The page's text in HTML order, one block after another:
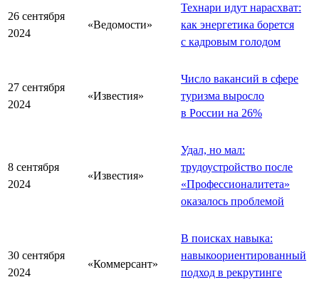
26 сентября
2024
«Ведомости»
Технари идут нарасхват:
как энергетика борется
с кадровым голодом
27 сентября
2024
«Известия»
Число вакансий в сфере
туризма выросло
в России на 26%
8 сентября
2024
«Известия»
Удал, но мал:
трудоустройство после
«Профессионалитета»
оказалось проблемой
30 сентября
2024
«Коммерсант»
В поисках навыка:
навыкоориентированный
подход в рекрутинге